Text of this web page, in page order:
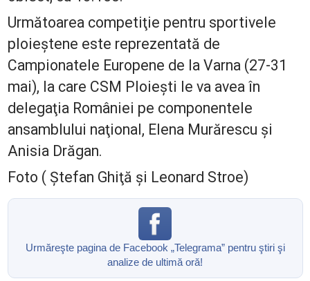
Următoarea competiţie pentru sportivele
ploieștene este reprezentată de
Campionatele Europene de la Varna (27-31
mai), la care CSM Ploieşti le va avea în
delegaţia României pe componentele
ansamblului naţional, Elena Murărescu şi
Anisia Drăgan.
Foto ( Ştefan Ghiţă şi Leonard Stroe)
Urmăreşte pagina de Facebook „Telegrama” pentru ştiri şi
analize de ultimă oră!